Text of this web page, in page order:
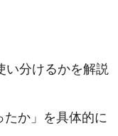
い分けるかを解説
か」を具体的に